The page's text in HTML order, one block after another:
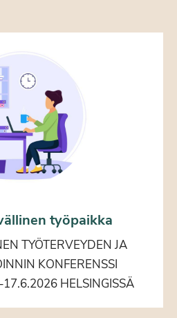
työpaikka
TYÖTERVEYDEN JA
KONFERENSSI
HELSINGISSÄ